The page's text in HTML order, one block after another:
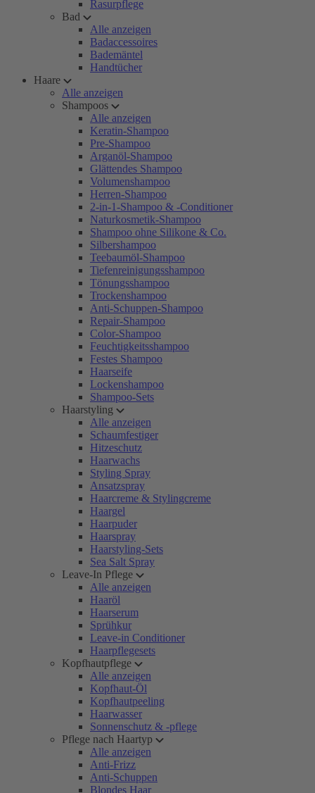
Rasurpflege
Bad
Alle anzeigen
Badaccessoires
Bademäntel
Handtücher
Haare
Alle anzeigen
Shampoos
Alle anzeigen
Keratin-Shampoo
Pre-Shampoo
Arganöl-Shampoo
Glättendes Shampoo
Volumenshampoo
Herren-Shampoo
2-in-1-Shampoo & -Conditioner
Naturkosmetik-Shampoo
Shampoo ohne Silikone & Co.
Silbershampoo
Teebaumöl-Shampoo
Tiefenreinigungsshampoo
Tönungsshampoo
Trockenshampoo
Anti-Schuppen-Shampoo
Repair-Shampoo
Color-Shampoo
Feuchtigkeitsshampoo
Festes Shampoo
Haarseife
Lockenshampoo
Shampoo-Sets
Haarstyling
Alle anzeigen
Schaumfestiger
Hitzeschutz
Haarwachs
Styling Spray
Ansatzspray
Haarcreme & Stylingcreme
Haargel
Haarpuder
Haarspray
Haarstyling-Sets
Sea Salt Spray
Leave-In Pflege
Alle anzeigen
Haaröl
Haarserum
Sprühkur
Leave-in Conditioner
Haarpflegesets
Kopfhautpflege
Alle anzeigen
Kopfhaut-Öl
Kopfhautpeeling
Haarwasser
Sonnenschutz & -pflege
Pflege nach Haartyp
Alle anzeigen
Anti-Frizz
Anti-Schuppen
Blondes Haar